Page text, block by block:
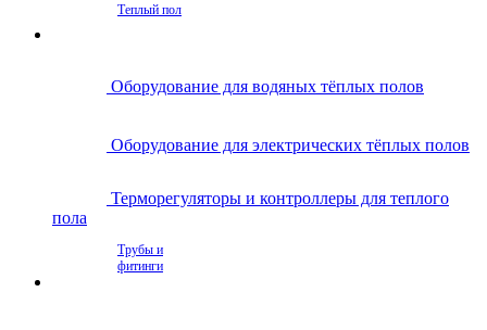
Теплый пол
Оборудование для водяных тёплых полов
Оборудование для электрических тёплых полов
Терморегуляторы и контроллеры для теплого
пола
Трубы и
фитинги